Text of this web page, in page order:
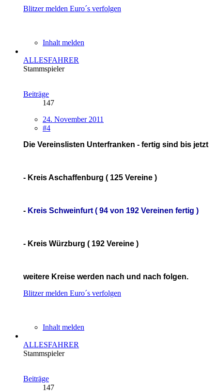
Blitzer melden Euro´s verfolgen
Inhalt melden
ALLESFAHRER
Stammspieler
Beiträge
147
24. November 2011
#4
Die Vereinslisten Unterfranken - fertig sind bis jetzt
- Kreis Aschaffenburg ( 125 Vereine )
- Kreis Schweinfurt ( 94 von 192 Vereinen fertig )
- Kreis Würzburg ( 192 Vereine )
weitere Kreise werden nach und nach folgen.
Blitzer melden Euro´s verfolgen
Inhalt melden
ALLESFAHRER
Stammspieler
Beiträge
147